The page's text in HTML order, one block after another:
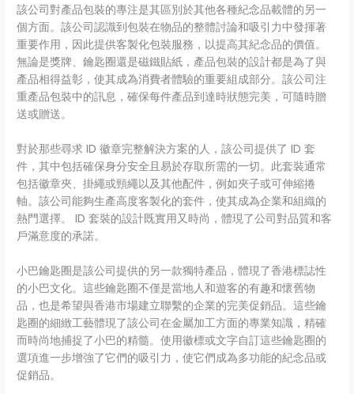
該公司對產品包裝的專注是其區別於其他各種紀念品載體的另一
個方面。該公司認識到包裝在物品的整體討論和吸引力中發揮著
重要作用，因此提供客製化包裝服務，以提高其紀念品的價值。
無論是獎牌、鑰匙圈還是磁鐵貼紙，產品包裝的設計都是為了與
產品相得益彰，使其成為消費者體驗的重要組成部分。該公司注
重產品包裝中的訊息，確保每件產品到達時狀態完美，可隨時贈
送或贈送。
對於那些尋求 ID 徽章完整解決方案的人，該公司提供了 ID 套
件，其中包括確保身分安全且易於存取所需的一切。此套裝通常
包括徽章夾、掛繩或頸繩以及其他配件，例如夾子或可伸縮捲
軸。該公司能夠生產高度客製化的套件，使其成為企業和組織的
熱門選擇。 ID 套裝的設計既實用又時尚，體現了公司對品質和客
戶滿意度的承諾。
小巴鑰匙圈是該公司提供的另一款獨特產品，體現了香港標誌性
的小巴文化。這些鑰匙圈不僅是當地人和遊客的有趣和懷舊物
品，也是希望與香港市場建立聯繫的企業的完美促銷品。這些鑰
匙圈的細緻工藝體現了該公司在金屬加工方面的專業知識，精確
而時尚地捕捉了小巴的精髓。使用徽標或文字自訂這些鑰匙圈的
選項進一步增強了它們的吸引力，使它們成為多功能的紀念品或
促銷品。